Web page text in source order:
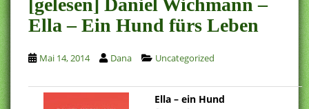
[gelesen] Daniel Wichmann –
Ella – Ein Hund fürs Leben
Mai 14, 2014 Dana Uncategorized
Ella – ein Hund